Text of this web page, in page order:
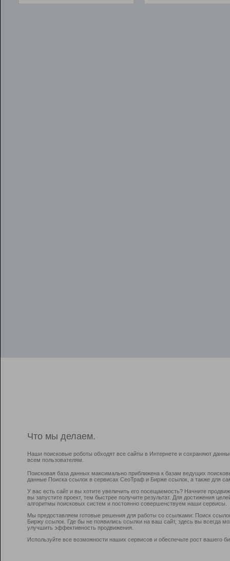
Что мы делаем.
Наши поисковые роботы обходят все сайты в Интернете и сохраняют
всем пользователям.
Поисковая база данных максимально приближена к базам ведущих
данные Поиска ссылок в сервисах СеоТраф и Бирже ссылок, а также для
У вас есть сайт и вы хотите увеличить его посещаемость? Начните
вы запустите проект, тем быстрее получите результат. Для достижения
алгоритмы поисковых систем и постоянно совершенствуем наши сервисы.
Мы предоставляем готовые решения для работы со ссылками: Поиск
Биржу ссылок. Где бы не появились ссылки на ваш сайт, здесь вы всегда
улучшить эффективность продвижения.
Используйте все возможности наших сервисов и обеспечьте рост вашего